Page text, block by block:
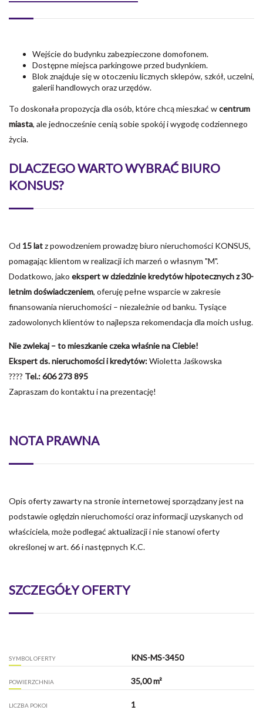
Wejście do budynku zabezpieczone domofonem.
Dostępne miejsca parkingowe przed budynkiem.
Blok znajduje się w otoczeniu licznych sklepów, szkół, uczelni,
galerii handlowych oraz urzędów.
To doskonała propozycja dla osób, które chcą mieszkać wcentrum
miasta, ale jednocześnie cenią sobie spokój i wygodę codziennego
życia.
DLACZEGO WARTO WYBRAĆ BIURO
KONSUS?
Od 15 latz powodzeniem prowadzę biuro nieruchomości KONSUS,
pomagając klientom w realizacji ich marzeń o własnym "M".
Dodatkowo, jako ekspert w dziedzinie kredytów hipotecznych z 30-
letnim doświadczeniem, oferuję pełne wsparcie w zakresie
finansowania nieruchomości – niezależnie od banku. Tysiące
zadowolonych klientów to najlepsza rekomendacja dla moich usług.
Nie zwlekaj – to mieszkanie czeka właśnie na Ciebie!
Ekspert ds. nieruchomości i kredytów:Wioletta Jaśkowska
???? Tel.: 606 273 895
Zapraszam do kontaktu i na prezentację!
NOTA PRAWNA
Opis oferty zawarty na stronie internetowej sporządzany jest na
podstawie oględzin nieruchomości oraz informacji uzyskanych od
właściciela, może podlegać aktualizacji i nie stanowi oferty
określonej w art. 66 i następnych K.C.
SZCZEGÓŁY OFERTY
SYMBOL OFERTY KNS-MS-3450
POWIERZCHNIA 35,00 m²
LICZBA POKOI 1